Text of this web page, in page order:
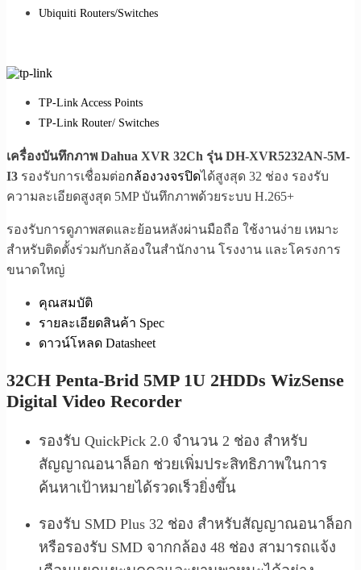
Ubiquiti Routers/Switches
TP-Link Access Points
TP-Link Router/ Switches
เครื่องบันทึกภาพ Dahua XVR 32Ch รุ่น DH-XVR5232AN-5M-
I3 รองรับการเชื่อมต่อกล้องวงจรปิดได้สูงสุด 32 ช่อง รองรับ
ความละเอียดสูงสุด 5MP บันทึกภาพด้วยระบบ H.265+
รองรับการดูภาพสดและย้อนหลังผ่านมือถือ ใช้งานง่าย เหมาะ
สำหรับติดตั้งร่วมกับกล้องในสำนักงาน โรงงาน และโครงการ
ขนาดใหญ่
คุณสมบัติ
รายละเอียดสินค้า Spec
ดาวน์โหลด Datasheet
32CH Penta-Brid 5MP 1U 2HDDs WizSense
Digital Video Recorder
รองรับ QuickPick 2.0 จำนวน 2 ช่อง สำหรับ
สัญญาณอนาล็อก ช่วยเพิ่มประสิทธิภาพในการ
ค้นหาเป้าหมายได้รวดเร็วยิ่งขึ้น
รองรับ SMD Plus 32 ช่อง สำหรับสัญญาณอนาล็อก
หรือรองรับ SMD จากกล้อง 48 ช่อง สามารถแจ้ง